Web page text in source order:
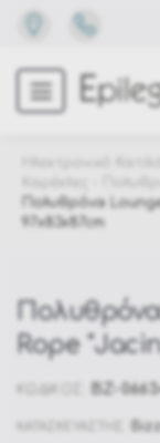
Πολυθρόνα
97x83x87cm
Rope
BZ-